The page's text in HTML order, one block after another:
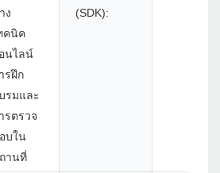
ง
คนิค
นไลน์
รฝึก
รมและ
รตรวจ
บใน
านที่
(SDK):